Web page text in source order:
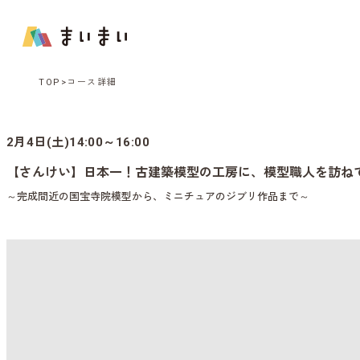
TOP コース詳細
2月4日(土)14:00～16:00
【さんけい】日本一！古建築模型の工房に、模型職人を訪ね
～完成間近の国宝寺院模型から、ミニチュアのジブリ作品まで～